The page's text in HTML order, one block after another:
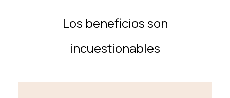
Los beneficios son
incuestionables